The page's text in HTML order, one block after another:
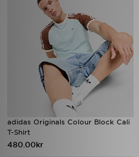
adidas Originals Colour Block Cali
T-Shirt
480.00kr